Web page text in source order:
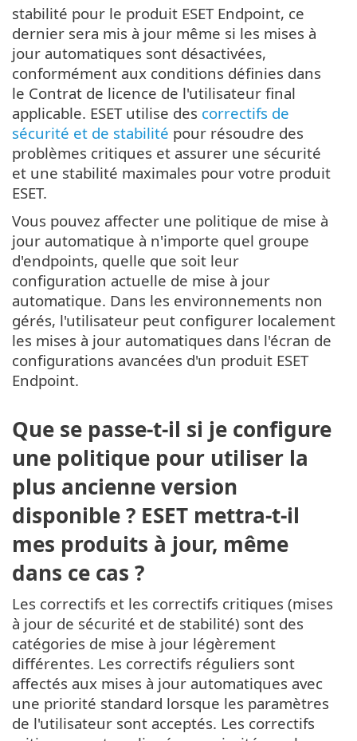
stabilité pour le produit ESET Endpoint, ce
dernier sera mis à jour même si les mises à
jour automatiques sont désactivées,
conformément aux conditions définies dans
le Contrat de licence de l'utilisateur final
applicable. ESET utilise des correctifs de
sécurité et de stabilité pour résoudre des
problèmes critiques et assurer une sécurité
et une stabilité maximales pour votre produit
ESET.
Vous pouvez affecter une politique de mise à
jour automatique à n'importe quel groupe
d'endpoints, quelle que soit leur
configuration actuelle de mise à jour
automatique. Dans les environnements non
gérés, l'utilisateur peut configurer localement
les mises à jour automatiques dans l'écran de
configurations avancées d'un produit ESET
Endpoint.
Que se passe-t-il si je configure
une politique pour utiliser la
plus ancienne version
disponible ? ESET mettra-t-il
mes produits à jour, même
dans ce cas ?
Les correctifs et les correctifs critiques (mises
à jour de sécurité et de stabilité) sont des
catégories de mise à jour légèrement
différentes. Les correctifs réguliers sont
affectés aux mises à jour automatiques avec
une priorité standard lorsque les paramètres
de l'utilisateur sont acceptés. Les correctifs